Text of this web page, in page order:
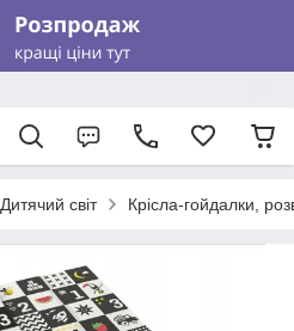
Дитячий світ Крісла-гойдалки,